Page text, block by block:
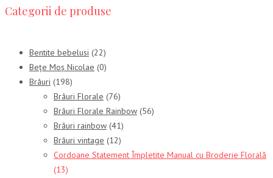
Categorii de produse
Bentite bebelusi (22)
Bețe Moș Nicolae (0)
Brâuri (198)
Brâuri Florale (76)
Brâuri Florale Rainbow (56)
Brâuri rainbow (41)
Brâuri vintage (12)
Cordoane Statement Împletite Manual cu Broderie Florală
(13)